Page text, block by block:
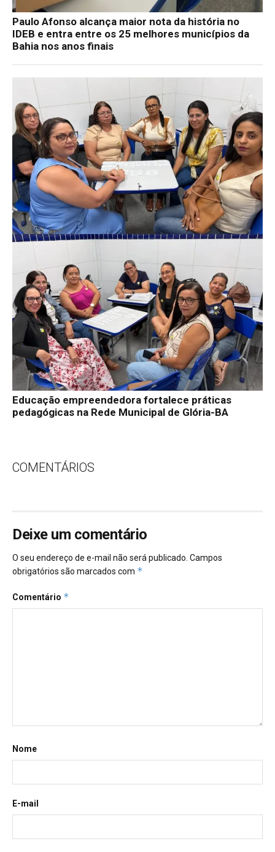
Paulo Afonso alcança maior nota da história no
IDEB e entra entre os 25 melhores municípios da
Bahia nos anos finais
Educação empreendedora fortalece práticas
pedagógicas na Rede Municipal de Glória-BA
COMENTÁRIOS
Deixe um comentário
O seu endereço de e-mail não será publicado. Campos
obrigatórios são marcados com *
Comentário *
Nome
E-mail